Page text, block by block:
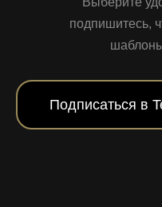
подпишитесь,
Подписаться в